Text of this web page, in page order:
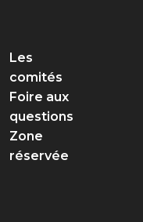
Les
comités
Foire aux
questions
Zone
réservée